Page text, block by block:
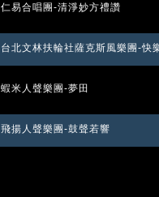
仁易合唱團-清淨妙方禮讚
台北文林扶輪社薩克斯風樂團-快
蝦米人聲樂團-夢田
飛揚人聲樂團-鼓聲若響